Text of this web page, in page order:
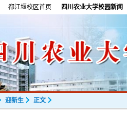
都江堰校区首页 四川农业大学校园新闻
迎新生 正文